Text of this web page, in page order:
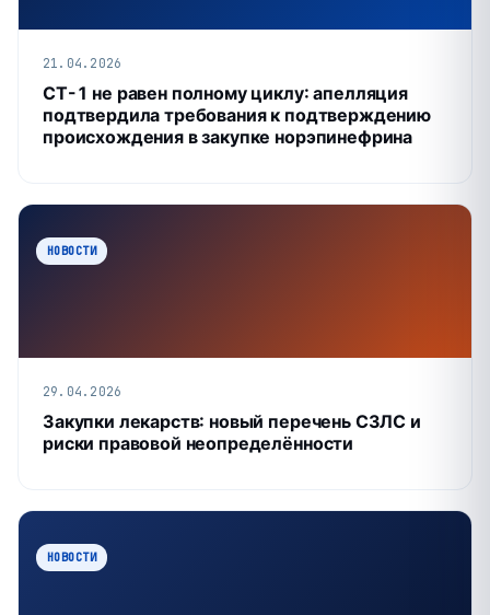
21.04.2026
СТ-1 не равен полному циклу: апелляция
подтвердила требования к подтверждению
происхождения в закупке норэпинефрина
НОВОСТИ
29.04.2026
Закупки лекарств: новый перечень СЗЛС и
риски правовой неопределённости
НОВОСТИ